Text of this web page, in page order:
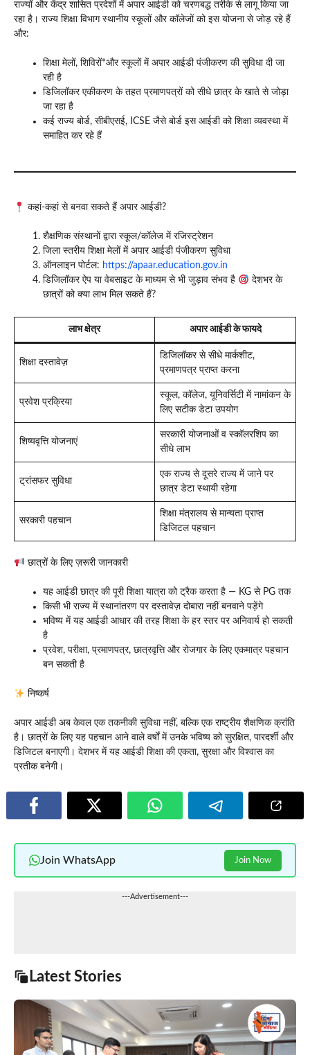
राज्यों और केंद्र शासित प्रदेशों में अपार आईडी को चरणबद्ध तरीके से लागू किया जा
रहा है। राज्य शिक्षा विभाग स्थानीय स्कूलों और कॉलेजों को इस योजना से जोड़ रहे हैं
और:
शिक्षा मेलों, शिविरों*और स्कूलों में अपार आईडी पंजीकरण की सुविधा दी जा
रही है
डिजिलॉकर एकीकरण के तहत प्रमाणपत्रों को सीधे छात्र के खाते से जोड़ा
जा रहा है
कई राज्य बोर्ड, सीबीएसई, ICSE जैसे बोर्ड इस आईडी को शिक्षा व्यवस्था में
समाहित कर रहे हैं
कहां-कहां से बनवा सकते हैं अपार आईडी?
शैक्षणिक संस्थानों द्वारा स्कूल/कॉलेज में रजिस्ट्रेशन
जिला स्तरीय शिक्षा मेलों में अपार आईडी पंजीकरण सुविधा
ऑनलाइन पोर्टल: https://apaar.education.gov.in
डिजिलॉकर ऐप या वेबसाइट के माध्यम से भी जुड़ाव संभव है
देशभर के
छात्रों को क्या लाभ मिल सकते हैं?
लाभ क्षेत्र अपार आईडी के फायदे
शिक्षा दस्तावेज़
डिजिलॉकर से सीधे मार्कशीट,
प्रमाणपत्र प्राप्त करना
प्रवेश प्रक्रिया
स्कूल, कॉलेज, यूनिवर्सिटी में नामांकन के
लिए सटीक डेटा उपयोग
शिष्यवृत्ति योजनाएं
सरकारी योजनाओं व स्कॉलरशिप का
सीधे लाभ
ट्रांसफर सुविधा
एक राज्य से दूसरे राज्य में जाने पर
छात्र डेटा स्थायी रहेगा
सरकारी पहचान
शिक्षा मंत्रालय से मान्यता प्राप्त
डिजिटल पहचान
छात्रों के लिए ज़रूरी जानकारी
यह आईडी छात्र की पूरी शिक्षा यात्रा को ट्रैक करता है — KG से PG तक
किसी भी राज्य में स्थानांतरण पर दस्तावेज़ दोबारा नहीं बनवाने पड़ेंगे
भविष्य में यह आईडी आधार की तरह शिक्षा के हर स्तर पर अनिवार्य हो सकती
है
प्रवेश, परीक्षा, प्रमाणपत्र, छात्रवृत्ति और रोजगार के लिए एकमात्र पहचान
बन सकती है
निष्कर्ष
अपार आईडी अब केवल एक तकनीकी सुविधा नहीं, बल्कि एक राष्ट्रीय शैक्षणिक क्रांति
है। छात्रों के लिए यह पहचान आने वाले वर्षों में उनके भविष्य को सुरक्षित, पारदर्शी और
डिजिटल बनाएगी। देशभर में यह आईडी शिक्षा की एकता, सुरक्षा और विश्वास का
प्रतीक बनेगी।
Join WhatsApp Join Now
---Advertisement---
Latest Stories